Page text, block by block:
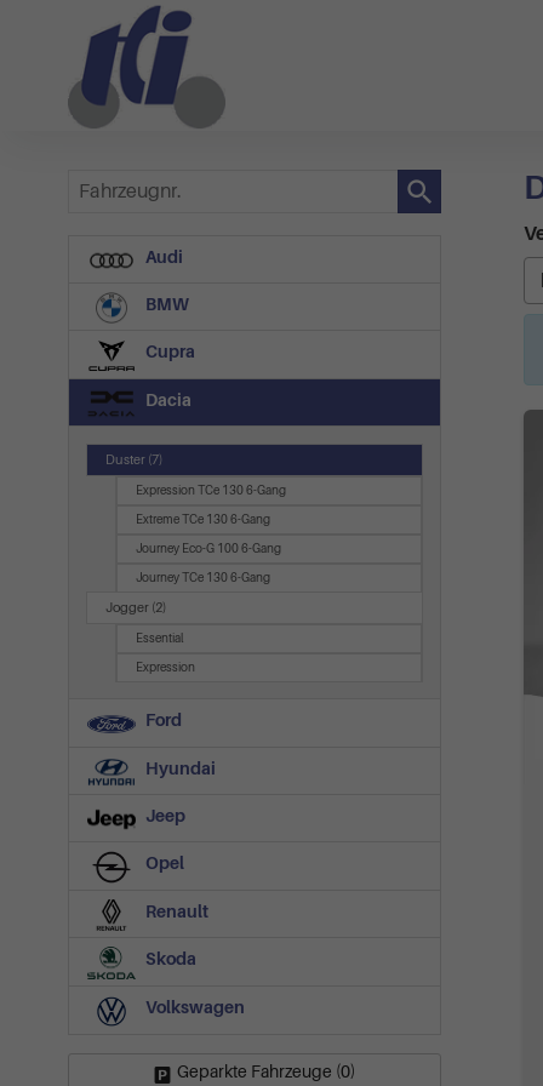
Fahrzeugnr.
Audi
BMW
Cupra
Dacia
Duster (7)
Expression TCe 130 6-Gang
Extreme TCe 130 6-Gang
Journey Eco-G 100 6-Gang
Journey TCe 130 6-Gang
Jogger (2)
Essential
Expression
Ford
Hyundai
Jeep
Opel
Renault
Skoda
Volkswagen
Geparkte Fahrzeuge (0)